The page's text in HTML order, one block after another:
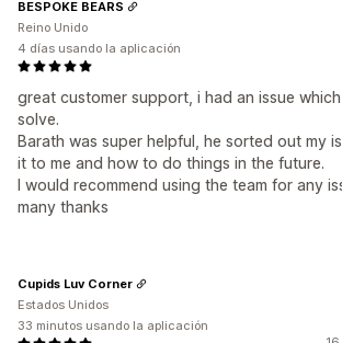
great customer support, i had an issue
solve.
Barath was super helpful, he sorted out my
it to me and how to do things in the future.
I would recommend using the team for any
many thanks
BESPOKE BEARS
Reino Unido
4 días usando la aplicación
Cupids Luv Corner
Estados Unidos
33 minutos usando la aplicación